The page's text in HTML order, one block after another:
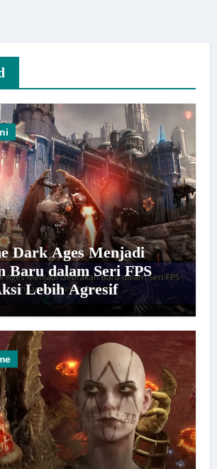
Dark Ages Menjadi
Baru dalam Seri FPS
Lebih Agresif